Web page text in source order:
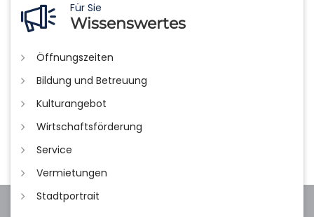
Für Sie
Wissenswertes
Öffnungszeiten
Bildung und Betreuung
Kulturangebot
Wirtschaftsförderung
Service
Vermietungen
Stadtportrait